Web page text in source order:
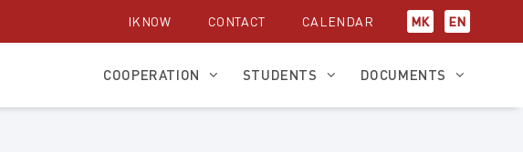
IKNOW CONTACT CALENDAR МК EN
COOPERATION STUDENTS DOCUMENTS